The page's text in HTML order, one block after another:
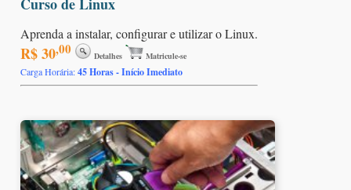
Aprenda a instalar, configurar e utilizar o Linux.
R$ 30,00 Detalhes Matricule-se
Carga Horária:45 Horas - Início Imediato